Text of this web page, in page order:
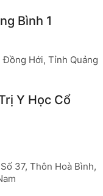
Bình 1
Hới, Tỉnh Quảng
Y Học Cổ
37, Thôn Hoà Bình,